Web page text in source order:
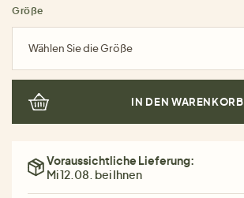
Größe
Wählen Sie die Größe
IN DEN WARENKORB
Voraussichtliche Lieferung:
Mi 12.08. bei Ihnen